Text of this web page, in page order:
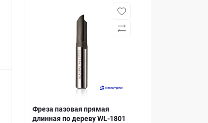
Фреза пазовая прямая
длинная по дереву WL-1801